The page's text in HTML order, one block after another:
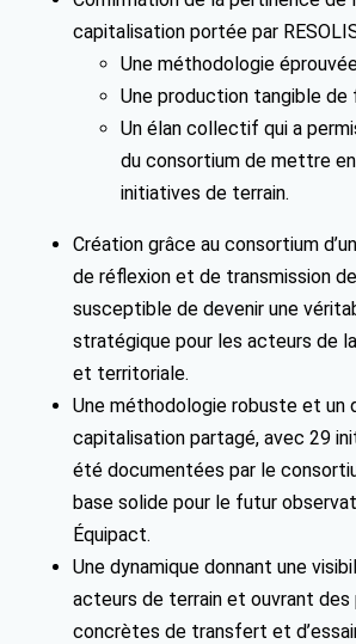
capitalisation portée par
Une méthodologie
Une production tangible de
Un élan collectif qui a
du consortium de mettre
initiatives de terrain.
Création grâce au consortium
de réflexion et de transmission
susceptible de devenir une
stratégique pour les acteurs de
et territoriale.
Une méthodologie robuste et un
capitalisation partagé, avec 29
été documentées par le
base solide pour le futur
Équipact.
Une dynamique donnant une
acteurs de terrain et ouvrant
concrètes de transfert et